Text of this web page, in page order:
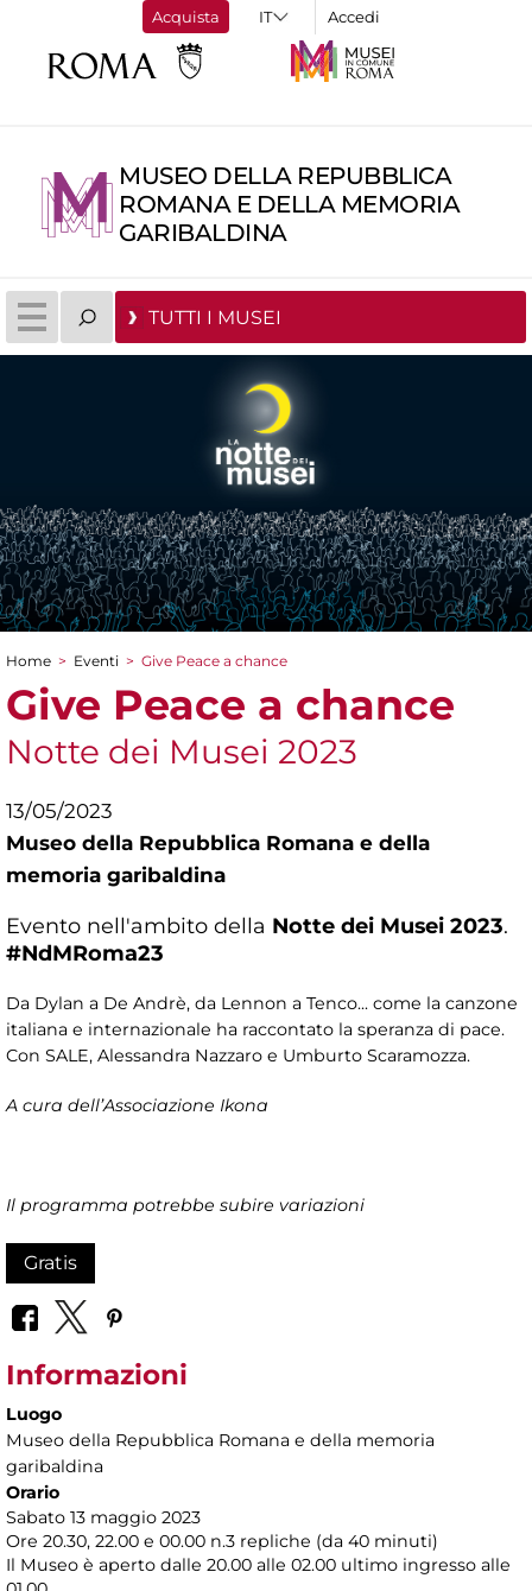
Acquista Accedi
MUSEO DELLA REPUBBLICA
ROMANA E DELLA MEMORIA
GARIBALDINA
TUTTI I MUSEI
Tu sei qui
Home > Eventi > Give Peace a chance
Give Peace a chance
Notte dei Musei 2023
13/05/2023
Museo della Repubblica Romana e della
memoria garibaldina
Evento nell'ambito della Notte dei Musei 2023.
#NdMRoma23
Da Dylan a De Andrè, da Lennon a Tenco... come la canzone
italiana e internazionale ha raccontato la speranza di pace.
Con SALE, Alessandra Nazzaro e Umburto Scaramozza.
A cura dell’Associazione Ikona
Il programma potrebbe subire variazioni
Gratis
Informazioni
Luogo
Museo della Repubblica Romana e della memoria
garibaldina
Orario
Sabato 13 maggio 2023
Ore 20.30, 22.00 e 00.00 n.3 repliche (da 40 minuti)
Il Museo è aperto dalle 20.00 alle 02.00 ultimo ingresso alle